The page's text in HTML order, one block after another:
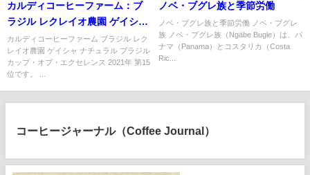
カルディコーヒーファーム：ブ
ラジル レクレイオ農園 ゲイシャ
ナチュラル ブラジル カップ・オ
ブ・エクセレンス 2021年 第15
位
カルディコーヒーファーム ブラジル レク
レイオ農園 ゲイシャ ナチュラル ブラジル
カップ・オブ・エクセレンス 2021年 第15
位です。 ...
ノベ・ブグレ族と季節労働
ノベ・ブグレ族と季節労働 ノベ・ブグレ
族 ノベ・ブグレ族（Ngäbe Bugle）は、パ
ナマ（Panama）とコスタリカ（Costa
Ric...
コーヒージャーナル（Coffee Journal）